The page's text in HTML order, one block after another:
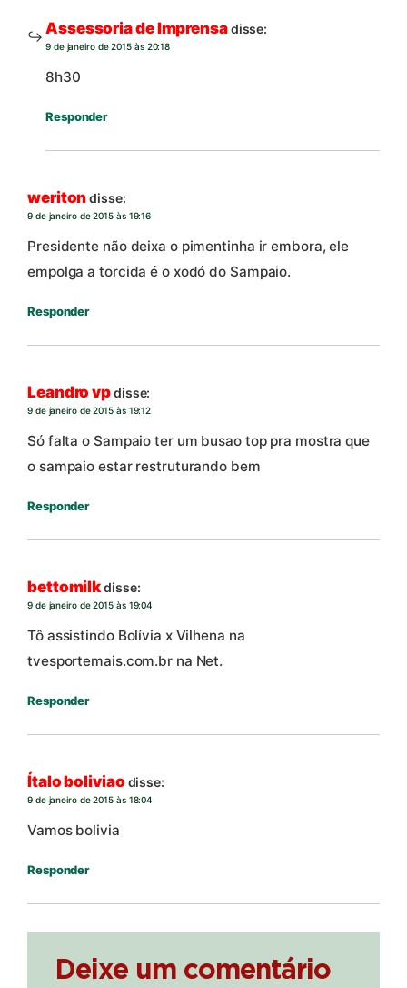
Assessoria de Imprensadisse:
9 de janeiro de 2015 às 20:18
8h30
Responder
weritondisse:
9 de janeiro de 2015 às 19:16
Presidente não deixa o pimentinha ir embora, ele
empolga a torcida é o xodó do Sampaio.
Responder
Leandro vpdisse:
9 de janeiro de 2015 às 19:12
Só falta o Sampaio ter um busao top pra mostra que
o sampaio estar restruturando bem
Responder
bettomilkdisse:
9 de janeiro de 2015 às 19:04
Tô assistindo Bolívia x Vilhena na
tvesportemais.com.br na Net.
Responder
Ítalo boliviao disse:
9 de janeiro de 2015 às 18:04
Vamos bolivia
Responder
Deixe um comentário